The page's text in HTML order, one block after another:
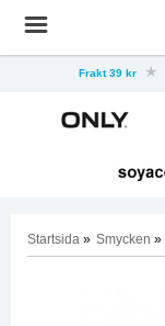
Frakt 39 kr
Startsida » Smycken »